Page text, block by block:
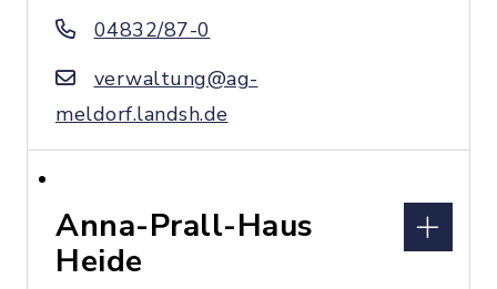
04832/87-0
verwaltung@ag-
meldorf.landsh.de
Anna-Prall-Haus
Heide